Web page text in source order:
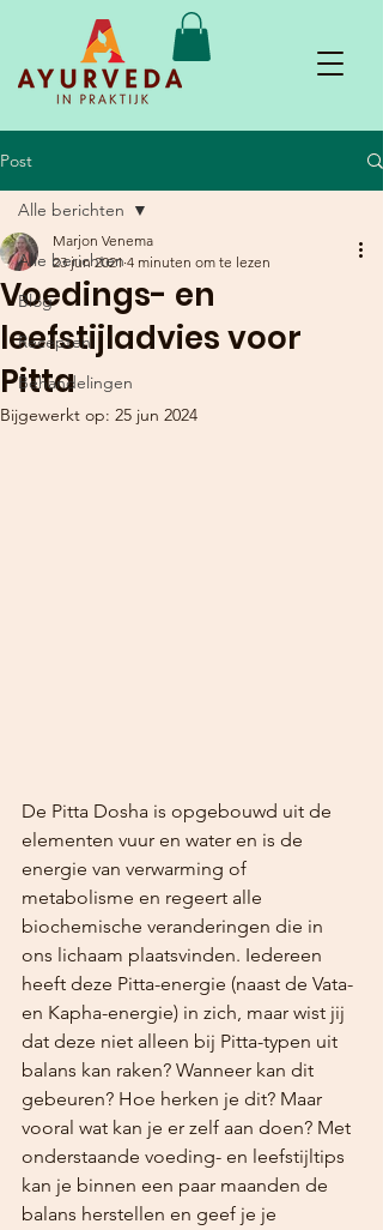
Post
Alle berichten
Blog
Recepten
Behandelingen
Alle berichten
Voedings- en
leefstijladvies voor
Pitta
Marjon Venema
23 jun 2021 4 minuten om te lezen
Bijgewerkt op: 25 jun 2024
De Pitta Dosha is opgebouwd uit de
elementen vuur en water en is de
energie van verwarming of
metabolisme en regeert alle
biochemische veranderingen die in
ons lichaam plaatsvinden. Iedereen
heeft deze Pitta-energie (naast de Vata-
en Kapha-energie) in zich, maar wist jij
dat deze niet alleen bij Pitta-typen uit
balans kan raken? Wanneer kan dit
gebeuren? Hoe herken je dit? Maar
vooral wat kan je er zelf aan doen? Met
onderstaande voeding- en leefstijltips
kan je binnen een paar maanden de
balans herstellen en geef je je